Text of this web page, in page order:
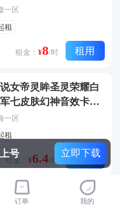
军之特雷暴王者神工
一区
租
租金： ¥8/时 租用
女帝灵眸圣灵荣耀白
七皮肤幻神音效卡QB
刃冠军全皮肤6烈蝴蝶
一区
租
租金： ¥6.4/时 租用
说炽阳4防女帝神威莲
号 立即下载
订单 我的